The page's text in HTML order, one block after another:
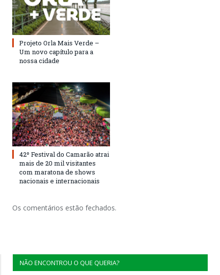
Projeto Orla Mais Verde –
Um novo capítulo para a
nossa cidade
42º Festival do Camarão atrai
mais de 20 mil visitantes
com maratona de shows
nacionais e internacionais
Os comentários estão fechados.
NÃO ENCONTROU O QUE QUERIA?